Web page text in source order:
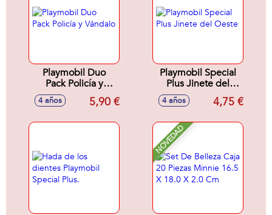
Playmobil Duo
Pack Policía y
Vándalo
4 años 5,90 €
Playmobil Special
Plus Jinete del
Oeste
4 años 4,75 €
NOVEDAD